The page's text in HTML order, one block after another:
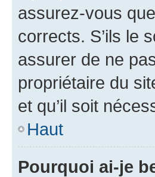
assurez-vous
corrects. S’ils le
assurer de ne
propriétaire du
et qu’il soit
Haut
Pourquoi ai-je